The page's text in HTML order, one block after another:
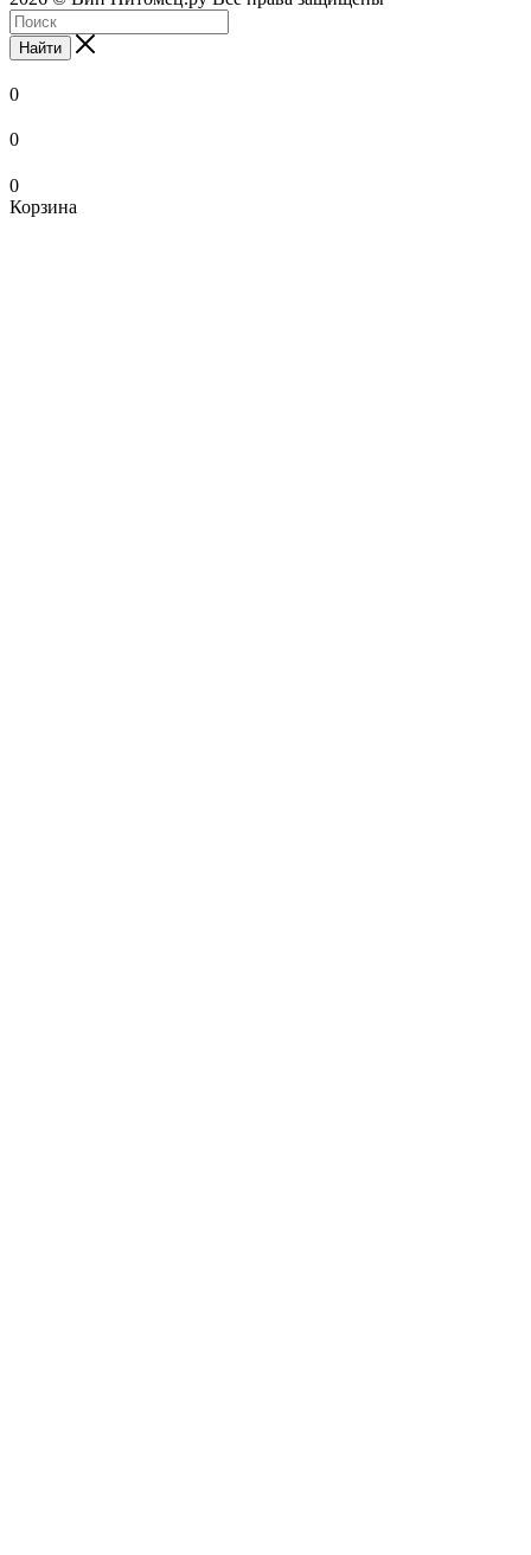
Найти
0
0
0
Корзина